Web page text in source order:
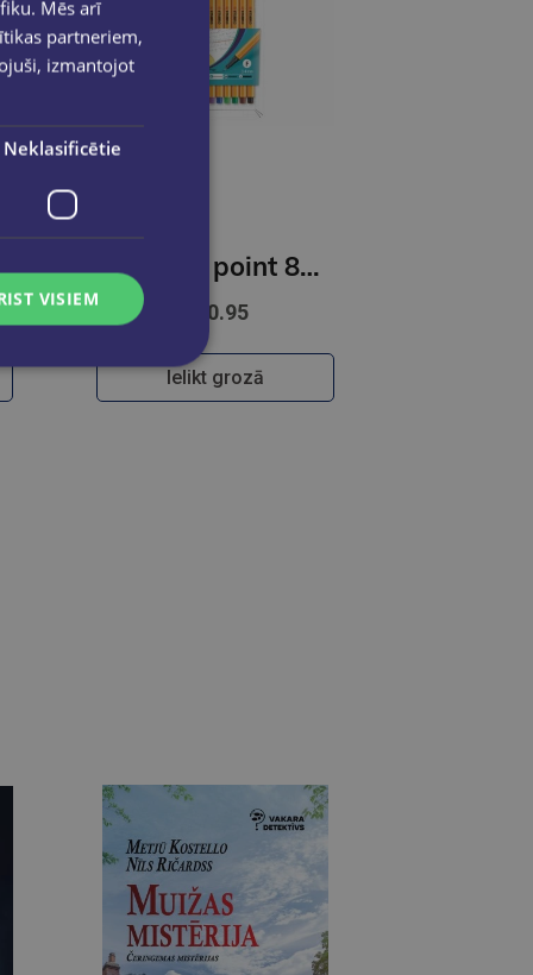
STABILO point 88 10gb kartona paciņā
€10.95
Ielikt grozā
Mēs arī
partneriem,
izmantojot
Neklasificētie
VISIEM